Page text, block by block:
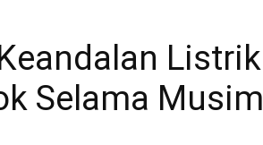
Listrik
Selama Musim